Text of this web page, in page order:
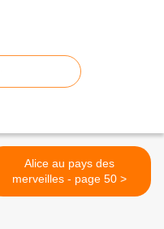
Alice au pays des
merveilles - page 50 >